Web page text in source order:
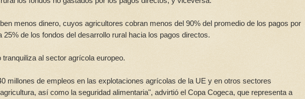
menos dinero, cuyos agricultores cobran menos del 90% del promedio de los pagos por
25% de los fondos del desarrollo rural hacia los pagos directos.
al sector agrícola europeo.
millones de empleos en las explotaciones agrícolas de la UE y en otros sectores
así como la seguridad alimentaria", advirtió el Copa Cogeca, que representa a